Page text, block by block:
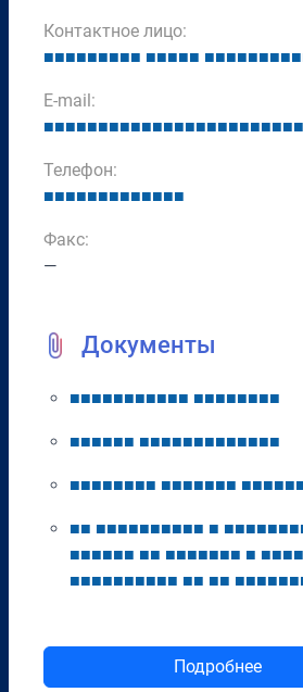
Контактное лицо:
■■■■■■■■■ ■■■■■ ■■■■■■■■■
E-mail:
■■■■■■■■■■■■■■■■■■■■■■■■
Телефон:
■■■■■■■■■■■■■
Факс:
—
Документы
■■■■■■■■■■■ ■■■■■■■■
■■■■■■ ■■■■■■■■■■■■■
■■■■■■■■ ■■■■■■■ ■■■■■
■■ ■■■■■■■■■■ ■ ■■■■■■■
■■■■■■ ■■ ■■■■■■■ ■ ■■■■
■■■■■■■■■■ ■■ ■■ ■■■■■■
Подробнее